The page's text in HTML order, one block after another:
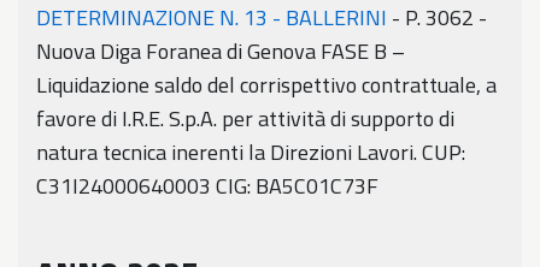
DETERMINAZIONE N. 13 - BALLERINI - P. 3062 -
Nuova Diga Foranea di Genova FASE B –
Liquidazione saldo del corrispettivo contrattuale, a
favore di I.R.E. S.p.A. per attività di supporto di
natura tecnica inerenti la Direzioni Lavori. CUP:
C31I24000640003 CIG: BA5C01C73F